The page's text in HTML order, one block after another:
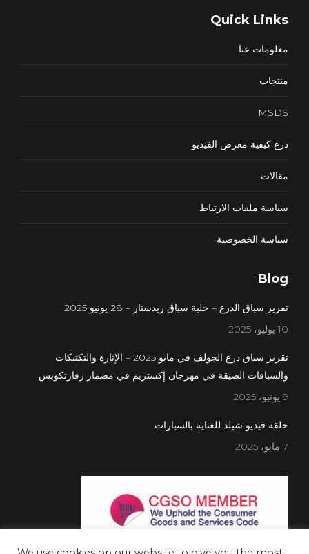
opens
new
window
Quick Links
معلومات عنا
منتجات
MSDS
درع كيفية معرض الفيديو
مقالات
سياسة ملفات الارتباط
سياسة الخصوصية
Blog
تقرير سباق الدرع – حلبة سباق ريدستار – 28 يونيو 2025
10 يوليو، 2025
تقرير سباق درع الجولف في مايو 2025 – الإثارة والتكتيكات
والسباقات الضيقة في مهرجان إكستريم في مضمار زفارتكوبس
9 يونيو، 2025
حلقة فيديو شيلد للعناية بالسيارات
7 مايو، 2025